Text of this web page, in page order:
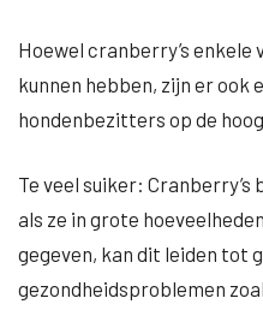
Hoewel cranberry’s enkele
kunnen hebben, zijn er ook
hondenbezitters op de
Te veel suiker:
als ze in grote
gegeven, kan dit leiden tot
gezondheidsproblemen